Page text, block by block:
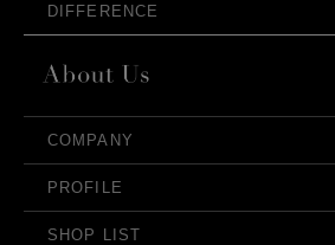
DIFFERENCE
COMPANY
PROFILE
SHOP LIST